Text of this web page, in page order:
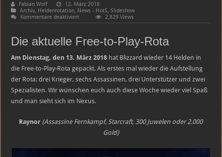
Fabian Wolf
12. März 2018
Archiv, Heldenrotation, News - HotS,Slideshow
Kommentare deaktiviertfür
Heroes
the
Storm
to-
Play-
Heldenrotation
13.03.2018
–
19.03.2018
2,829 Views
Die aktuelle Free-to-Play-Rota
Am Dienstag, den 13. März 2018 hat Blizzard wieder 14 Helden in
die Free-to-Play-Rota gepackt. Als erstes mal wieder die Aufstellung
der Rota: drei Krieger, sechs Assassinen, drei Unterstützer und zwei
Spezialisten. Wir wünschen euch auch diese Woche wieder viel Spaß
und man sieht sich im Nexus.
Raynor (Assassine Fernkampf, Starcraft, 300 Juwelen oder 2.000
Gold)